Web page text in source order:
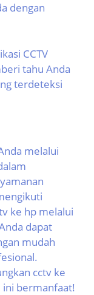
dengan
CCTV
tahu Anda
terdeteksi
melalui
ke hp melalui
dapat
mudah
cctv ke
ini bermanfaat!